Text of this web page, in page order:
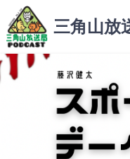
ン
テ
ン
ツ
三角山放